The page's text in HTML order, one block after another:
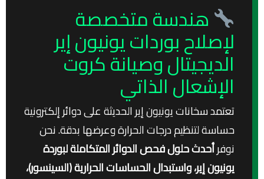
هندسة متخصصة
لإصلاح بوردات يونيون إير
الديجيتال وصيانة كروت
الإشعال الذاتي
تعتمد سخانات يونيون إير الحديثة على دوائر إلكترونية
حساسة لتنظيم درجات الحرارة وعرضها بدقة. نحن
نوفرأحدث حلول فحص الدوائر المتكاملة لبوردة
يونيون إير، واستبدال الحساسات الحرارية (السينسور)،